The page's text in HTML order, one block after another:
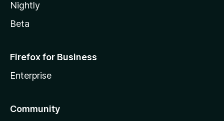
Nightly
Beta
Firefox for Business
Enterprise
Community